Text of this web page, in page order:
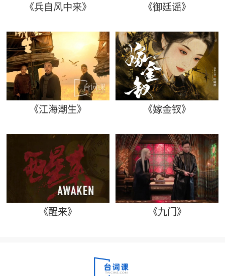
《兵自风中来》 《御廷谣》
《江海潮生》 《嫁金钗》
《醒来》 《九门》